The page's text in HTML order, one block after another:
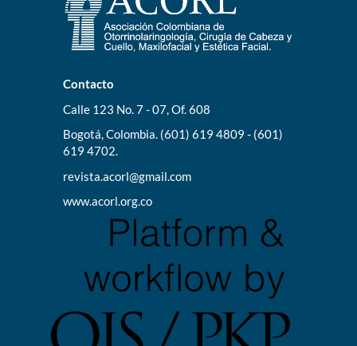
Contacto
Calle 123 No. 7 - 07, Of. 608
Bogotá, Colombia. (601) 619 4809 - (601)
619 4702.
revista.acorl@gmail.com
www.acorl.org.co